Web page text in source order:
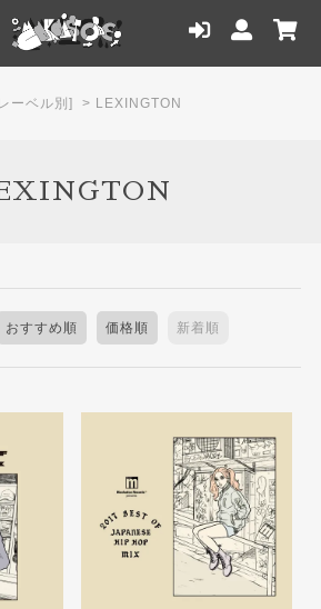
ーベル別] > LEXINGTON
おすすめ順 価格順 新着順